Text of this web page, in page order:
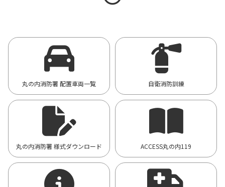
丸の内消防署 配置車両一覧 自衛消防訓練
丸の内消防署 様式ダウンロード ACCESS丸の内119